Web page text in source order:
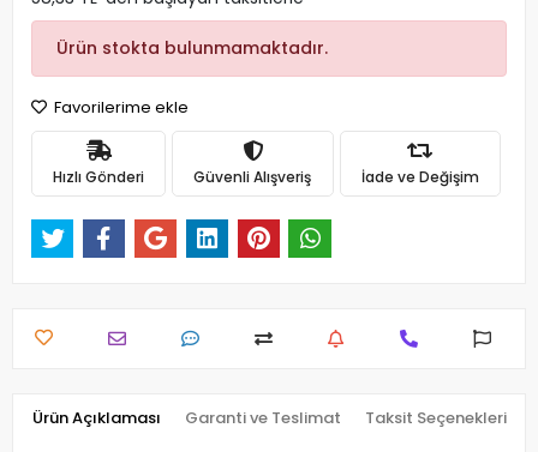
Ürün stokta bulunmamaktadır.
Favorilerime ekle
Hızlı Gönderi Güvenli Alışveriş İade ve Değişim
Ürün Açıklaması Garanti ve Teslimat Taksit Seçenekleri